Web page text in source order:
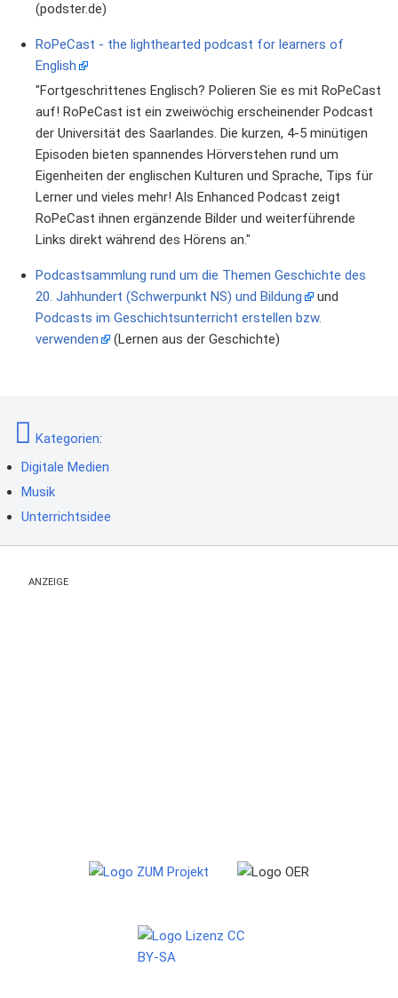
(podster.de)
RoPeCast - the lighthearted podcast for learners of
English
"Fortgeschrittenes Englisch? Polieren Sie es mit RoPeCast
auf! RoPeCast ist ein zweiwöchig erscheinender Podcast
der Universität des Saarlandes. Die kurzen, 4-5 minütigen
Episoden bieten spannendes Hörverstehen rund um
Eigenheiten der englischen Kulturen und Sprache, Tips für
Lerner und vieles mehr! Als Enhanced Podcast zeigt
RoPeCast ihnen ergänzende Bilder und weiterführende
Links direkt während des Hörens an."
Podcastsammlung rund um die Themen Geschichte des
20. Jahhundert (Schwerpunkt NS) und Bildung
und
Podcasts im Geschichtsunterricht erstellen bzw.
verwenden
(Lernen aus der Geschichte)
Kategorien:
Digitale Medien
Musik
Unterrichtsidee
ANZEIGE